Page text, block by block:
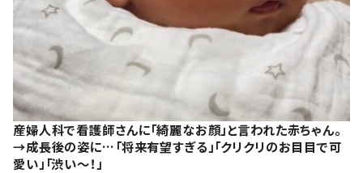
産婦人科で看護師さんに「綺麗なお顔」と言われた赤ちゃん。
→成長後の姿に…「将来有望すぎる」「クリクリのお目目で可
愛い」「渋い～！」